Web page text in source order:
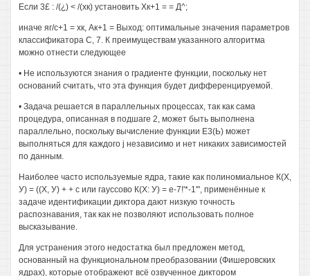
Если 3£ : /(¿) < /(хк) установить Хк+1 = = Д^;
иначе яг/с+1 = хк, Ак+1 = Выход: оптимальные значения параметров
классификатора С, 7. К преимуществам указанного алгоритма
можно отнести следующее
• Не используются знания о градиенте функции, поскольку нет
оснований считать, что эта функция будет дифференцируемой.
• Задача решается в параллельных процессах, так как сама
процедура, описанная в подшаге 2, может быть выполнена
параллельно, поскольку вычисление функции Е3(Ь) может
выполняться для каждого j независимо и нет никаких зависимостей
по данным.
Наиболее часто используемые ядра, такие как полиномиальное К(Х,
У) = ((X, У) + + с или гауссово К(Х: У) = е-7!'*-1'", применённые к
задаче идентификации диктора дают низкую точность
распознавания, так как не позволяют использовать полное
высказывание.
Для устранения этого недостатка был предложен метод,
основанный на функциональном преобразовании (Фишеровских
ядрах), которые отображеют всё озвученное диктором